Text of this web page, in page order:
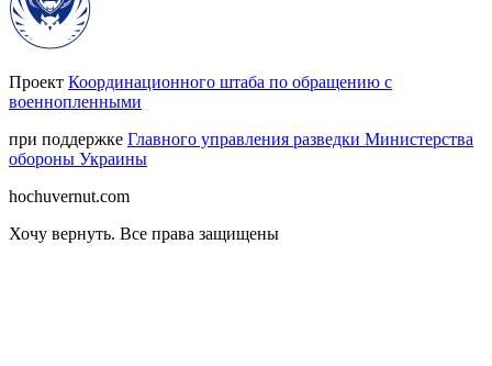
Проект Координационного штаба по обращению с
военнопленными
при поддержке Главного управления разведки Министерства
обороны Украины
hochuvernut.com
Хочу вернуть. Все права защищены